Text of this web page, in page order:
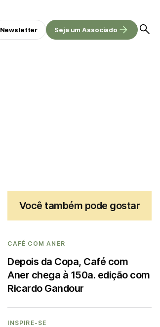
Newsletter Seja um Associado
Você também pode gostar
CAFÉ COM ANER
Depois da Copa, Café com
Aner chega à 150a. edição com
Ricardo Gandour
INSPIRE-SE